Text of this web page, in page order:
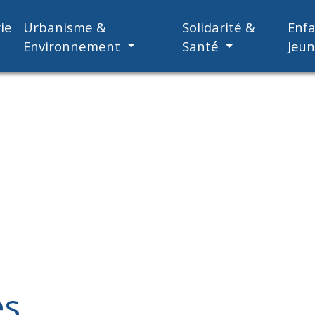
Urbanisme &
Environnement
Solidarité &
Santé